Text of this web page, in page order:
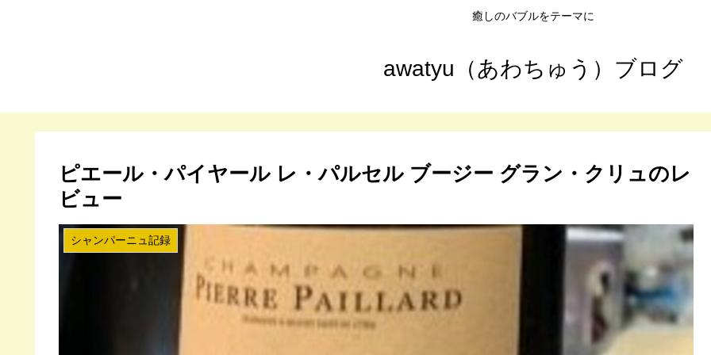
癒しのバブルをテーマに
awatyu（あわちゅう）ブログ
ピエール・パイヤール レ・パルセル ブージー グラン・クリュのレ
ビュー
シャンパーニュ記録